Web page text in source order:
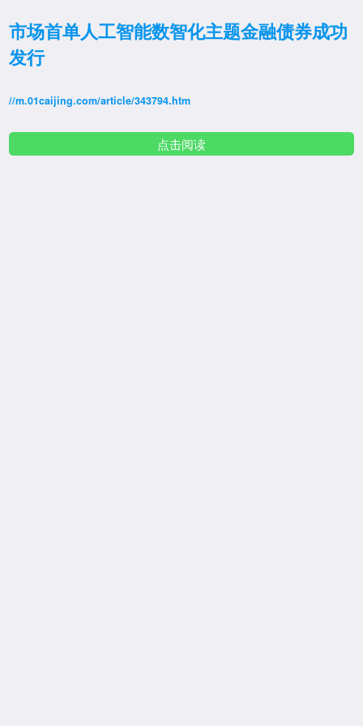
市场首单人工智能数智化主题金融债券成功
发行
//m.01caijing.com/article/343794.htm
点击阅读